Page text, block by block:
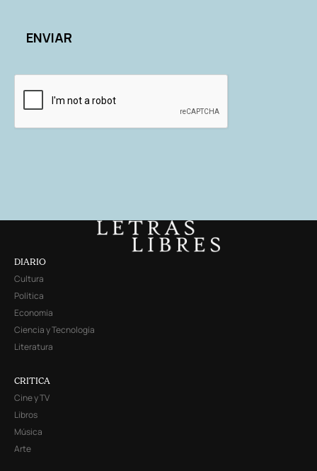
DIARIO
Cultura
Política
Economía
Ciencia y Tecnología
Literatura
CRITICA
Cine y TV
Libros
Música
Arte